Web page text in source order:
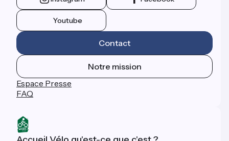
Youtube
Contact
Notre mission
Espace Presse
FAQ